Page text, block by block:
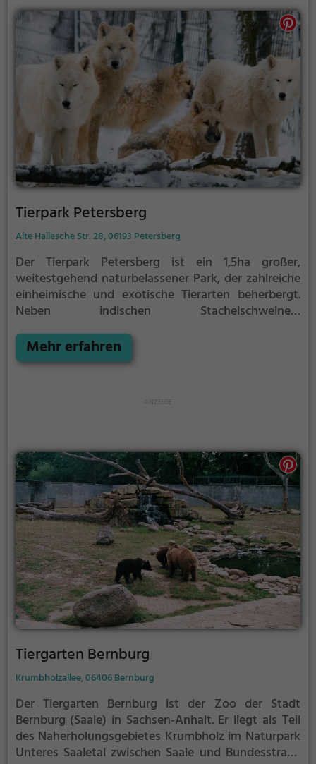
Tierpark Petersberg
Alte Hallesche Str. 28, 06193 Petersberg
Der Tierpark Petersberg ist ein 1,5ha großer,
weitestgehend naturbelassener Park, der zahlreiche
einheimische und exotische Tierarten beherbergt.
Neben indischen Stachelschweinen,
australischen Sittichen sind vor allem die Polarwölfe
ein absolutes Highlight des Parks.
Mehr erfahren
Tiergarten Bernburg
Krumbholzallee, 06406 Bernburg
Der Tiergarten Bernburg ist der Zoo der Stadt
Bernburg (Saale) in Sachsen-Anhalt. Er liegt als Teil
des Naherholungsgebietes Krumbholz im Naturpark
Unteres Saaletal zwischen Saale und Bundesstraße